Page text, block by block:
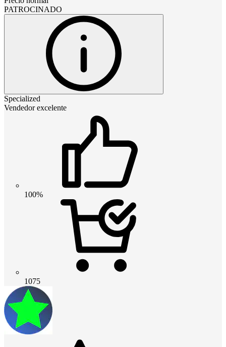
PATROCINADO
Specialized
Vendedor excelente
100%
1075